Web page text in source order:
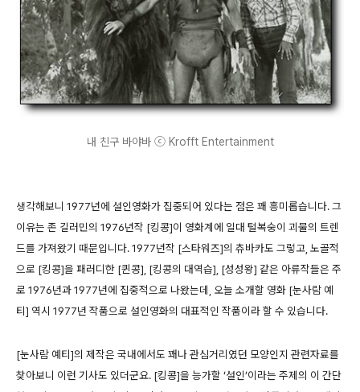
내 친구 바야바 ⓒ Krofft Entertainment
생각해보니 1977년에 설인영화가 집중되어 있다는 점은 꽤 흥미롭습니다. 그
이유는 존 길러민의 1976년작 [킹콩]이 영화계에 일대 털복숭이 괴물의 트렌
드를 가져왔기 때문입니다. 1977년작 [스타워즈]의 츄바카도 그렇고, 노골적
으로 [킹콩]을 패러디한 [퀸콩], [킹콩의 대역습], [성성왕] 같은 아류작들은 주
로 1976년과 1977년에 집중적으로 나왔는데, 오늘 소개할 영화 [눈사람 예
티] 역시 1977년 작품으로 설인영화의 대표적인 작품이라 할 수 있습니다.
[눈사람 예티]의 제작은 국내에서도 꽤나 관심거리였던 모양인지 관련자료를
찾아보니 이런 기사도 있더군요. [킹콩]을 능가할 ‘설인’이라는 주제의 이 간단